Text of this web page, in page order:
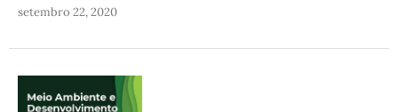
setembro 22, 2020